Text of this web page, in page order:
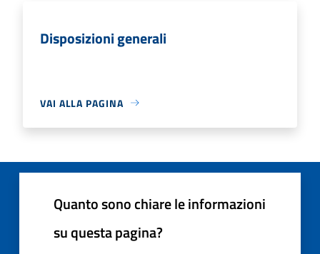
Disposizioni generali
VAI ALLA PAGINA
Quanto sono chiare le informazioni
su questa pagina?